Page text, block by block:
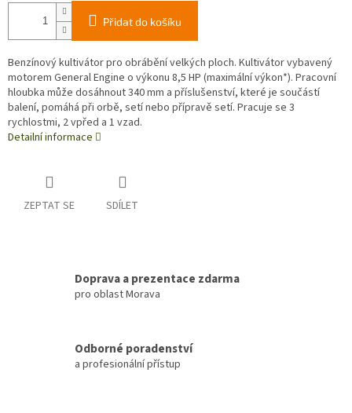
Přidat do košíku
Benzínový kultivátor pro obrábění velkých ploch. Kultivátor vybavený
motorem General Engine o výkonu 8,5 HP (maximální výkon*). Pracovní
hloubka může dosáhnout 340 mm a příslušenství, které je součástí
balení, pomáhá při orbě, setí nebo přípravě setí. Pracuje se 3
rychlostmi, 2 vpřed a 1 vzad.
Detailní informace
ZEPTAT SE SDÍLET
Doprava a prezentace zdarma
pro oblast Morava
Odborné poradenství
a profesionální přístup